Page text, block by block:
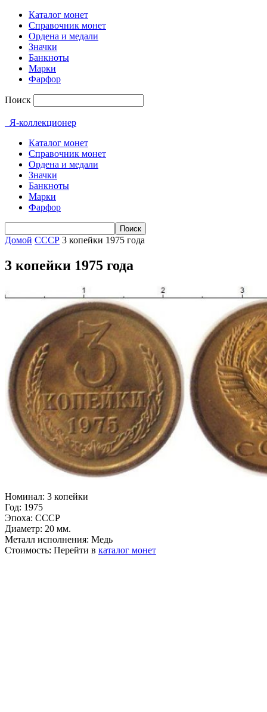
Каталог монет
Справочник монет
Ордена и медали
Значки
Банкноты
Марки
Фарфор
Поиск
Я-коллекционер
Каталог монет
Справочник монет
Ордена и медали
Значки
Банкноты
Марки
Фарфор
Домой СССР 3 копейки 1975 года
3 копейки 1975 года
Номинал: 3 копейки
Год: 1975
Эпоха: СССР
Диаметр: 20 мм.
Металл исполнения: Медь
Стоимость: Перейти в каталог монет